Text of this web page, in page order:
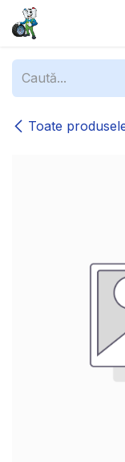
Sari la conținut
Toate